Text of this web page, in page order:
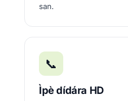
san.
📞
Ìpè dídára HD